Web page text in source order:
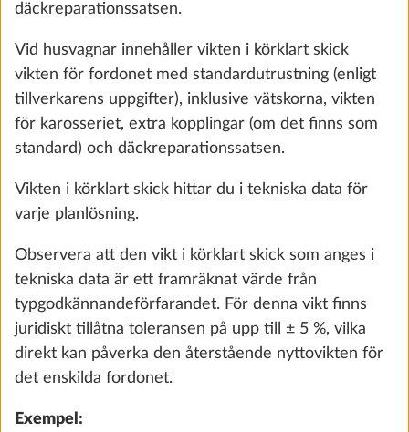
2 000 kg, med teknisk ändring för enaxligt
fordon, inkl. lättmetallfälgar i silver
15 070 kr
Lägg till
däckreparationssatsen.
Vid husvagnar innehåller vikten i körklart skick
vikten för fordonet med standardutrustning (enligt
tillverkarens uppgifter), inklusive vätskorna, vikten
för karosseriet, extra kopplingar (om det finns som
standard) och däckreparationssatsen.
Vikten i körklart skick hittar du i tekniska data för
varje planlösning.
Observera att den vikt i körklart skick som anges i
tekniska data är ett framräknat värde från
typgodkännandeförfarandet. För denna vikt finns
juridiskt tillåtna toleransen på upp till ± 5 %, vilka
direkt kan påverka den återstående nyttovikten för
det enskilda fordonet.
Exempel: